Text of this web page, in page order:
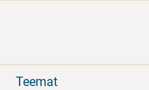
Teemat